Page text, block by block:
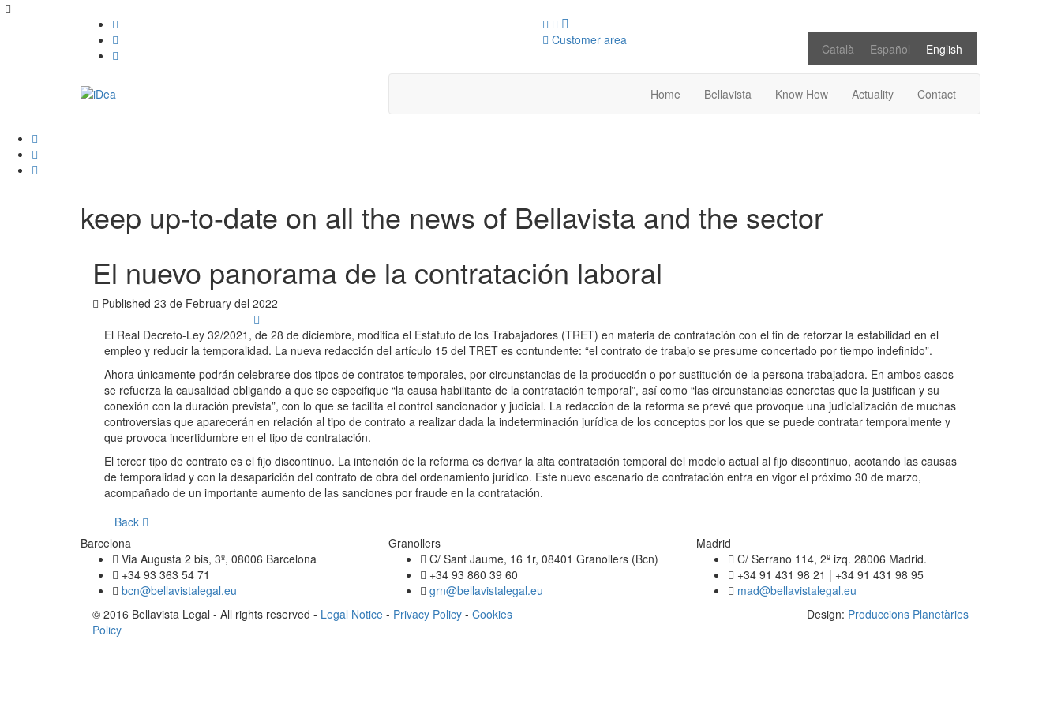
Català Español English
Customer area
Home Bellavista Know How Actuality Contact
keep up-to-date on all the news of Bellavista and the sector
El nuevo panorama de la contratación laboral
Published 23 de February del 2022
El Real Decreto-Ley 32/2021, de 28 de diciembre, modifica el Estatuto de los Trabajadores (TRET) en materia de contratación con el fin de reforzar la estabilidad en el
empleo y reducir la temporalidad. La nueva redacción del artículo 15 del TRET es contundente: “el contrato de trabajo se presume concertado por tiempo indefinido”.
Ahora únicamente podrán celebrarse dos tipos de contratos temporales, por circunstancias de la producción o por sustitución de la persona trabajadora. En ambos casos
se refuerza la causalidad obligando a que se especifique “la causa habilitante de la contratación temporal”, así como “las circunstancias concretas que la justifican y su
conexión con la duración prevista”, con lo que se facilita el control sancionador y judicial. La redacción de la reforma se prevé que provoque una judicialización de muchas
controversias que aparecerán en relación al tipo de contrato a realizar dada la indeterminación jurídica de los conceptos por los que se puede contratar temporalmente y
que provoca incertidumbre en el tipo de contratación.
El tercer tipo de contrato es el fijo discontinuo. La intención de la reforma es derivar la alta contratación temporal del modelo actual al fijo discontinuo, acotando las causas
de temporalidad y con la desaparición del contrato de obra del ordenamiento jurídico. Este nuevo escenario de contratación entra en vigor el próximo 30 de marzo,
acompañado de un importante aumento de las sanciones por fraude en la contratación.
Back
Barcelona
Via Augusta 2 bis, 3º, 08006 Barcelona
+34 93 363 54 71
bcn@bellavistalegal.eu
Granollers
C/ Sant Jaume, 16 1r, 08401 Granollers (Bcn)
+34 93 860 39 60
grn@bellavistalegal.eu
Madrid
C/ Serrano 114, 2º izq. 28006 Madrid.
+34 91 431 98 21 | +34 91 431 98 95
mad@bellavistalegal.eu
© 2016 Bellavista Legal - All rights reserved - Legal Notice - Privacy Policy - Cookies
Policy
Design: Produccions Planetàries